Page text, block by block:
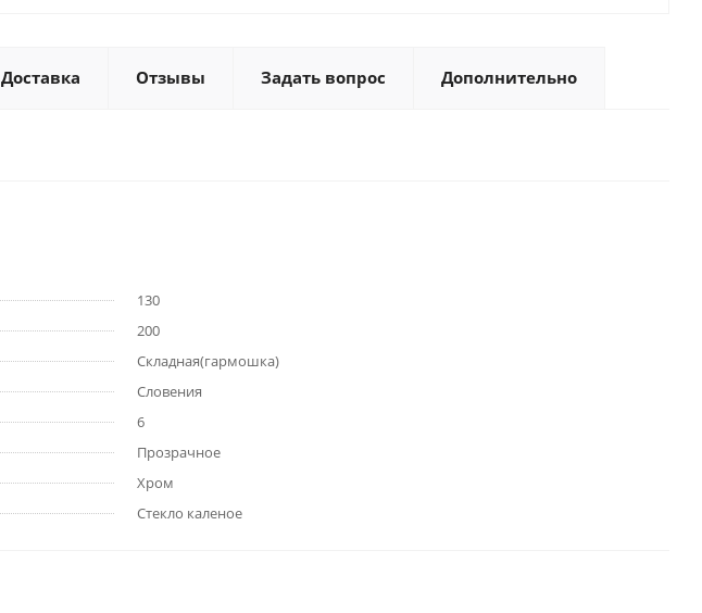
Доставка Отзывы Задать вопрос Дополнительно
130
200
Складная(гармошка)
Словения
6
Прозрачное
Хром
Стекло каленое